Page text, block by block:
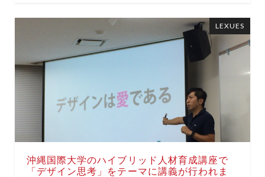
沖縄国際大学のハイブリッド人材育成講座で
「デザイン思考」をテーマに講義が行われま
LEXUES